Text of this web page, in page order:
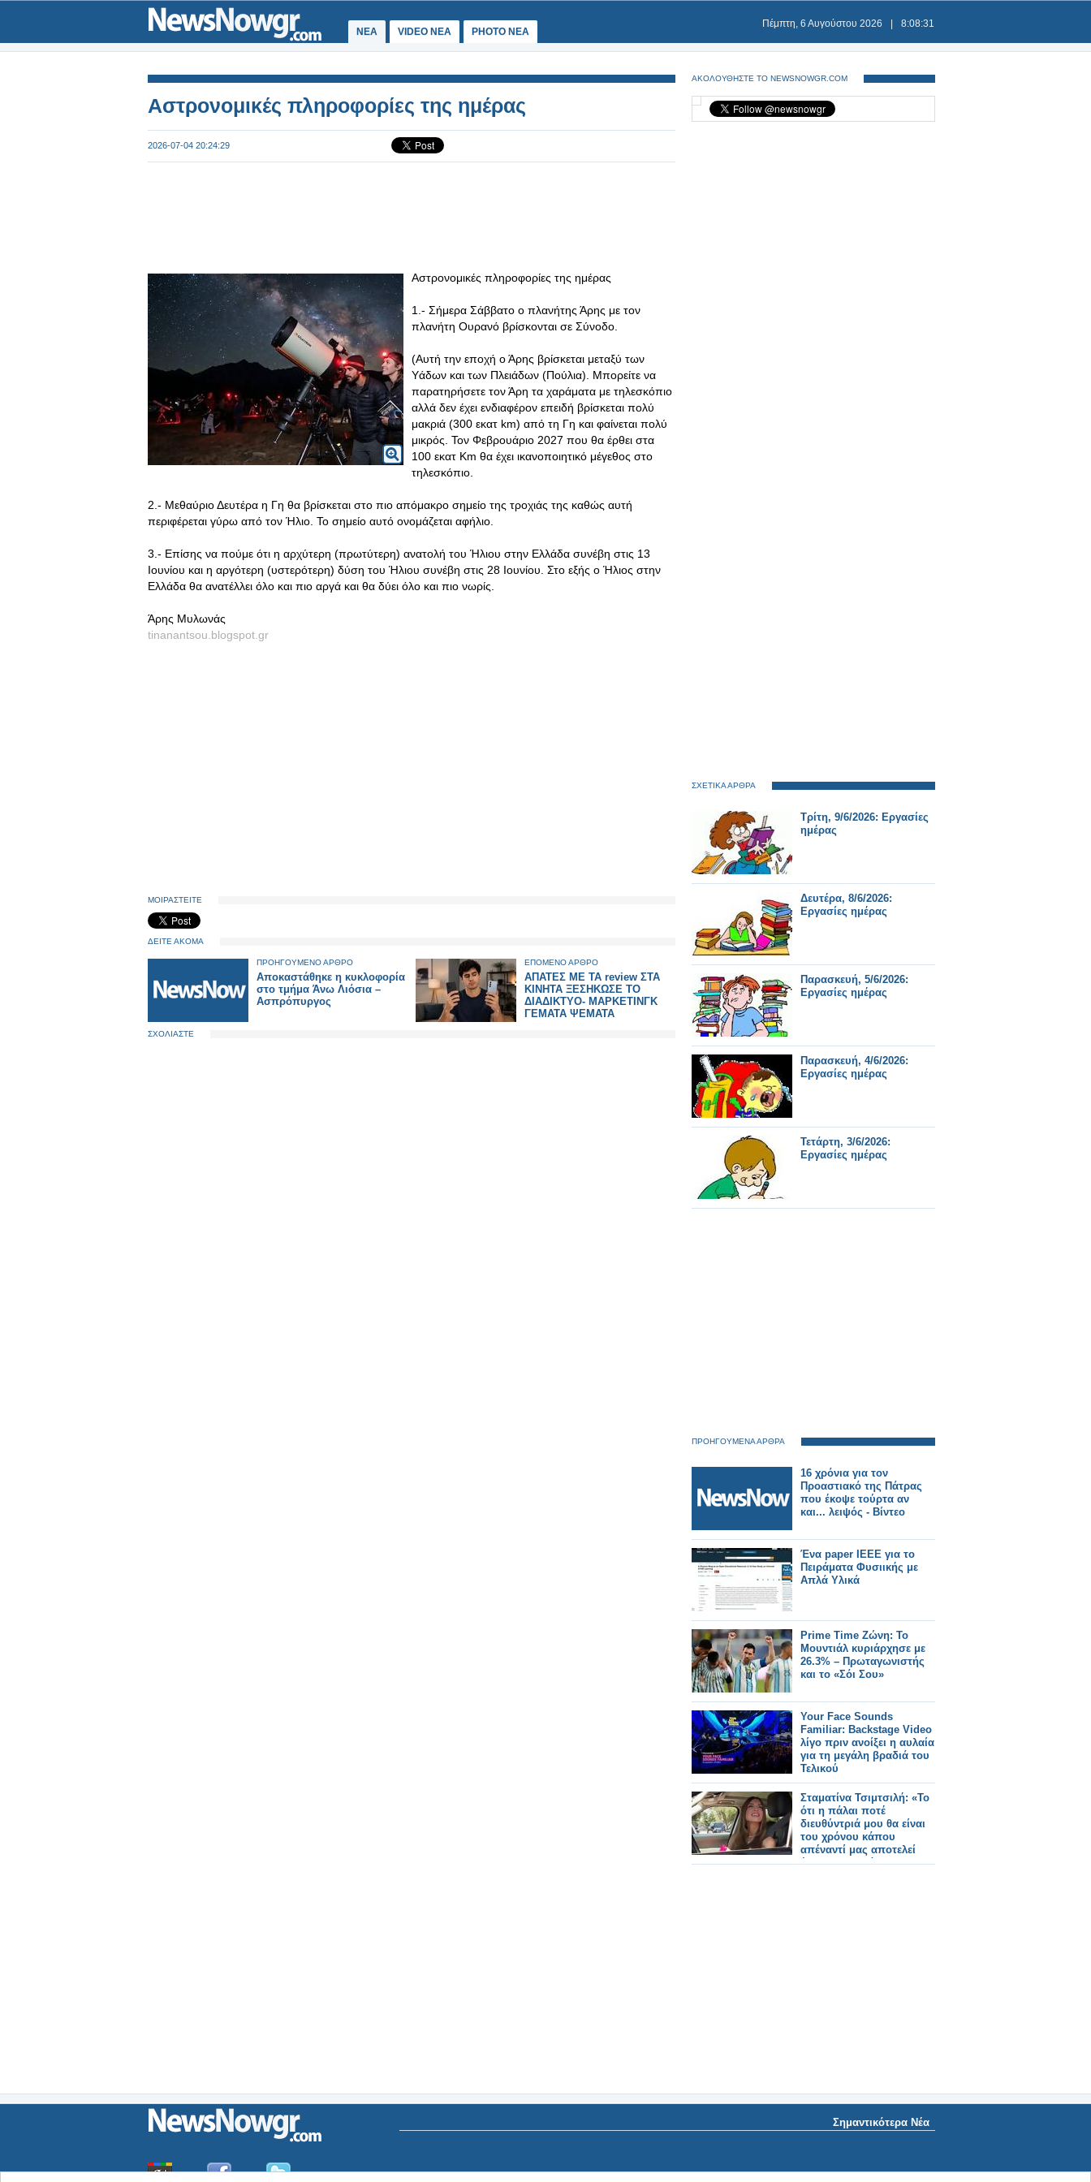
ΝΕΑ VIDEO NEA PHOTO NEA
Πέμπτη, 6 Αυγούστου 2026 8:08:31
Αστρονομικές πληροφορίες της ημέρας
2026-07-04 20:24:29
Αστρονομικές πληροφορίες της ημέρας
1.- Σήμερα Σάββατο ο πλανήτης Άρης με τον
πλανήτη Ουρανό βρίσκονται σε Σύνοδο.
(Αυτή την εποχή ο Άρης βρίσκεται μεταξύ των
Υάδων και των Πλειάδων (Πούλια). Μπορείτε να
παρατηρήσετε τον Άρη τα χαράματα με τηλεσκόπιο
αλλά δεν έχει ενδιαφέρον επειδή βρίσκεται πολύ
μακριά (300 εκατ km) από τη Γη και φαίνεται πολύ
μικρός. Τον Φεβρουάριο 2027 που θα έρθει στα
100 εκατ Km θα έχει ικανοποιητικό μέγεθος στο
τηλεσκόπιο.
2.- Μεθαύριο Δευτέρα η Γη θα βρίσκεται στο πιο απόμακρο σημείο της τροχιάς της καθώς αυτή
περιφέρεται γύρω από τον Ήλιο. Το σημείο αυτό ονομάζεται αφήλιο.
3.- Επίσης να πούμε ότι η αρχύτερη (πρωτύτερη) ανατολή του Ήλιου στην Ελλάδα συνέβη στις 13
Ιουνίου και η αργότερη (υστερότερη) δύση του Ήλιου συνέβη στις 28 Ιουνίου. Στο εξής ο Ήλιος στην
Ελλάδα θα ανατέλλει όλο και πιο αργά και θα δύει όλο και πιο νωρίς.
Άρης Μυλωνάς
tinanantsou.blogspot.gr
ΜΟΙΡΑΣΤΕΙΤΕ
ΔΕΙΤΕ ΑΚΟΜΑ
ΠΡΟΗΓΟΥΜΕΝΟ ΑΡΘΡΟ
Αποκαστάθηκε η κυκλοφορία
στο τμήμα Άνω Λιόσια –
Ασπρόπυργος
ΕΠΟΜΕΝΟ ΑΡΘΡΟ
ΑΠΑΤΕΣ ΜΕ ΤΑ review ΣΤΑ
ΚΙΝΗΤΑ ΞΕΣΗΚΩΣΕ ΤΟ
ΔΙΑΔΙΚΤΥΟ- ΜΑΡΚΕΤΙΝΓΚ
ΓΕΜΑΤΑ ΨΕΜΑΤΑ
ΣΧΟΛΙΑΣΤΕ
ΑΚΟΛΟΥΘΗΣΤΕ ΤΟ NEWSNOWGR.COM
ΣΧΕΤΙΚΑ ΑΡΘΡΑ
Τρίτη, 9/6/2026: Εργασίες
ημέρας
Δευτέρα, 8/6/2026:
Εργασίες ημέρας
Παρασκευή, 5/6/2026:
Εργασίες ημέρας
Παρασκευή, 4/6/2026:
Εργασίες ημέρας
Τετάρτη, 3/6/2026:
Εργασίες ημέρας
ΠΡΟΗΓΟΥΜΕΝΑ ΑΡΘΡΑ
16 χρόνια για τον
Προαστιακό της Πάτρας
που έκοψε τούρτα αν
και... λειψός - Βίντεο
Ένα paper ΙΕΕΕ για το
Πειράματα Φυσιικής με
Απλά Υλικά
Prime Time Ζώνη: Το
Μουντιάλ κυριάρχησε με
26.3% – Πρωταγωνιστής
και το «Σόι Σου»
Your Face Sounds
Familiar: Backstage Video
λίγο πριν ανοίξει η αυλαία
για τη μεγάλη βραδιά του
Τελικού
Σταματίνα Τσιμτσιλή: «Το
ότι η πάλαι ποτέ
διευθύντριά μου θα είναι
του χρόνου κάπου
απέναντί μας αποτελεί
ένα ιντριγκαδόρικο
Σημαντικότερα Νέα